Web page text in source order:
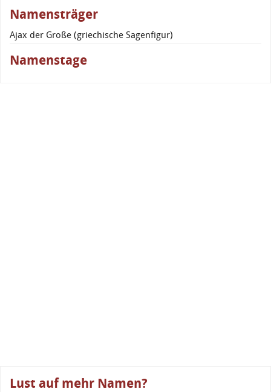
Namensträger
Ajax der Große (griechische Sagenfigur)
Namenstage
Lust auf mehr Namen?